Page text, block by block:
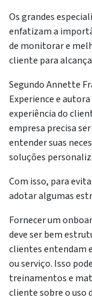
Os grandes
enfatizam a
de monitorar e
cliente para
Segundo Annette
Experience e
experiência do
empresa precisa
entender suas
soluções
Com isso, para
adotar algumas
Fornecer um
deve ser bem
clientes entendam
ou serviço. Isso
treinamentos e
cliente sobre o uso